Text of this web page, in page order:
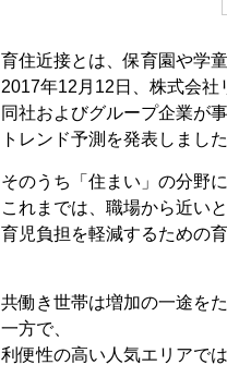
育住近接とは、保育園や学
2017年12月12日、株式会社
同社およびグループ企業が
トレンド予測を発表しました
そのうち「住まい」の分野
これまでは、職場から近い
育児負担を軽減するための
共働き世帯は増加の一途を
一方で、
利便性の高い人気エリアで